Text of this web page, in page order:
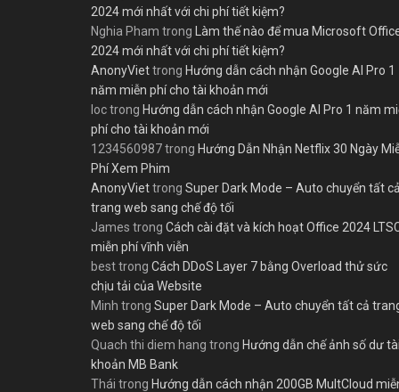
2024 mới nhất với chi phí tiết kiệm?
Nghia Pham trong Làm thế nào để mua Microsoft
2024 mới nhất với chi phí tiết kiệm?
AnonyViettrong Hướng dẫn cách nhận Google AI Pro 1
năm miễn phí cho tài khoản mới
loctrong Hướng dẫn cách nhận Google AI Pro 1 năm
phí cho tài khoản mới
1234560987trong Hướng Dẫn Nhận Netflix 30 Ngày
Phí Xem Phim
AnonyViettrong Super Dark Mode – Auto chuyển tất cả
trang web sang chế độ tối
James trong Cách cài đặt và kích hoạt Office 2024
miễn phí vĩnh viễn
besttrong Cách DDoS Layer 7 bằng Overload thử sức
chịu tải của Website
Minh trong Super Dark Mode – Auto chuyển tất cả
web sang chế độ tối
Quach thi diem hang trong Hướng dẫn chế ảnh số dư tài
khoản MB Bank
Thái trong Hướng dẫn cách nhận 200GB MultCloud